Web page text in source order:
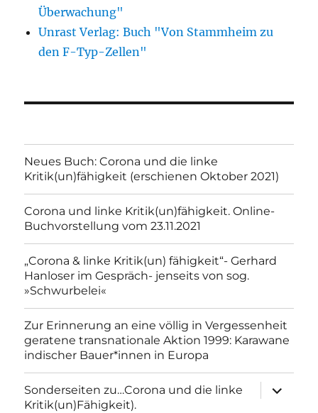
Überwachung"
Unrast Verlag: Buch "Von Stammheim zu
den F-Typ-Zellen"
Neues Buch: Corona und die linke
Kritik(un)fähigkeit (erschienen Oktober 2021)
Corona und linke Kritik(un)fähigkeit. Online-
Buchvorstellung vom 23.11.2021
„Corona & linke Kritik(un) fähigkeit“- Gerhard
Hanloser im Gespräch- jenseits von sog.
»Schwurbelei«
Zur Erinnerung an eine völlig in Vergessenheit
geratene transnationale Aktion 1999: Karawane
indischer Bauer*innen in Europa
Sonderseiten zu…Corona und die linke
Kritik(un)Fähigkeit).
anzeigen